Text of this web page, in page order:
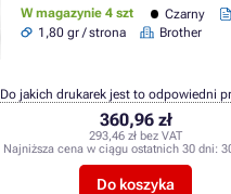
W magazynie 4 szt Czarny
1,80 gr / strona
Brother
360,96 zł
293,46 zł bez VAT
Najniższa cena w ciągu ostatnich 30 dni:
Do koszyka
Do jakich drukarek jest to odpowiedni